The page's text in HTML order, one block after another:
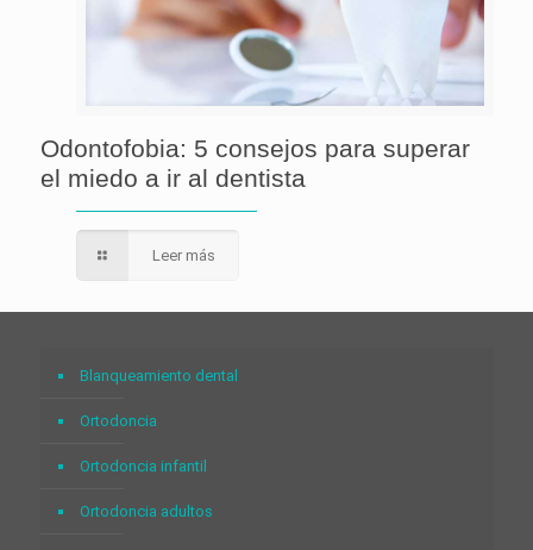
Odontofobia: 5 consejos para superar
el miedo a ir al dentista
Leer más
Blanqueamiento dental
Ortodoncia
Ortodoncia infantil
Ortodoncia adultos